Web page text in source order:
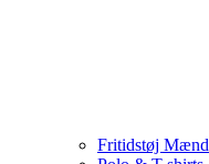
Fritidstøj Mænd